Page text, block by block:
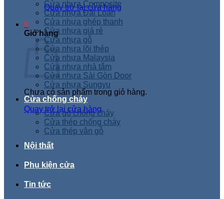
Quay trở lại cửa hàng
0
Giỏ hàng
Chưa có sản phẩm trong giỏ hàng.
Quay trở lại cửa hàng
Cửa nhựa Composite
Cửa nhựa Đài Loan
Cửa nhựa ghép thanh
Cửa nhựa giá rẻ
Cửa nhựa gỗ
Cửa nhựa lõi thép
Cửa nhựa Malaysia
Cửa nhựa nhà tắm
Cửa nhựa Sài Gòn Door
Cửa nhựa Sungyu
Cửa chống cháy
Cửa gỗ chống cháy
Cửa thép chống cháy
Cửa thép vân gỗ
Nội thất
Phụ kiện cửa
Tin tức